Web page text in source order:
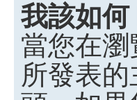
我該如
當您在
所發表